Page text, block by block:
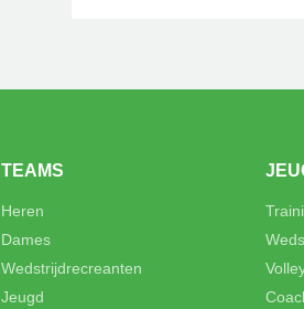
TEAMS
Heren
Dames
Wedstrijdrecreanten
Jeugd